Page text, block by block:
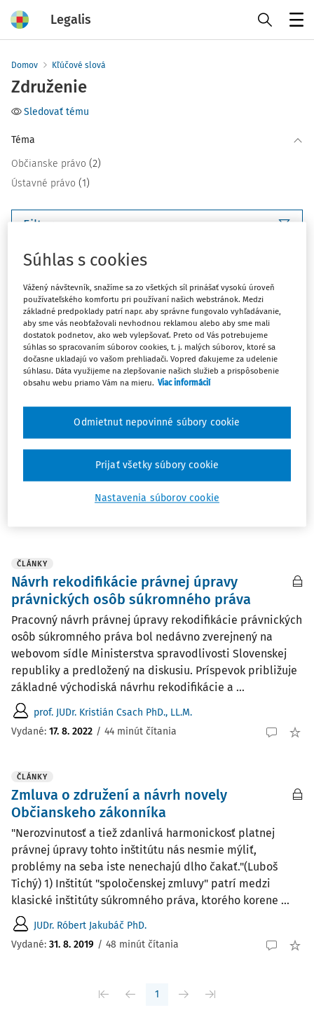
Legalis
Domov Kľúčové slová
Združenie
Sledovať tému
Téma
Občianske právo (2)
Ústavné právo (1)
Filter
Počet vyhľadaných dokumentov:
Zoradiť podľa:
Najnovšie Najstaršie
ČLÁNKY
Združenia ako prostriedok politickej
participácie na správe vecí verejných
(inauguračná prednáška)
Úvod* Ľudská spoločnosť funguje so združeniami rôzneho
druhu od počiatkov. Je to tak v súčasnosti a nie je dôvod
pochybovať, že to tak nebude tiež v budúcnosti. Reaguje
prof. JUDr. Mgr. Martina Gajdošová PhD.
ČLÁNKY
Návrh rekodifikácie právnej úpravy
právnických osôb súkromného práva
Pracovný návrh právnej úpravy rekodifikácie právnických
osôb súkromného práva bol nedávno zverejnený na
webovom sídle Ministerstva spravodlivosti Slovenskej
republiky a predložený na diskusiu. Príspevok približuje
základné východiská návrhu rekodifikácie a ...
prof. JUDr. Kristián Csach PhD., LL.M.
Vydané: 17. 8. 2022 / 44 minút čítania
ČLÁNKY
Zmluva o združení a návrh novely
Občianskeho zákonníka
"Nerozvinutosť a tiež zdanlivá harmonickosť platnej
právnej úpravy tohto inštitútu nás nesmie mýliť,
problémy na seba iste nenechajú dlho čakať."(Luboš
Tichý) 1) Inštitút "spoločenskej zmluvy" patrí medzi
klasické inštitúty súkromného práva, ktorého korene ...
JUDr. Róbert Jakubáč PhD.
Vydané: 31. 8. 2019 / 48 minút čítania
1
Súhlas s cookies
Vážený návštevník, snažíme sa zo všetkých síl prinášať vysokú úroveň
používateľského komfortu pri používaní našich webstránok. Medzi
základné predpoklady patrí napr. aby správne fungovalo vyhľadávanie,
aby sme vás neobťažovali nevhodnou reklamou alebo aby sme mali
dostatok podnetov, ako web vylepšovať. Preto od Vás potrebujeme
súhlas so spracovaním súborov cookies, t. j. malých súborov, ktoré sa
dočasne ukladajú vo vašom prehliadači. Vopred ďakujeme za udelenie
súhlasu. Dáta využijeme na zlepšovanie našich služieb a prispôsobenie
obsahu webu priamo Vám na mieru. Viac informácií
Nastavenia súborov cookie
Odmietnut nepovinné súbory cookie
Prijať všetky súbory cookie